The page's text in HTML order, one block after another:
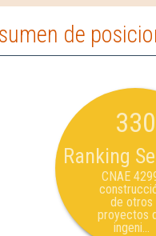
de
330
Ranking
CNAE
de otros
proyectos
ingeni...